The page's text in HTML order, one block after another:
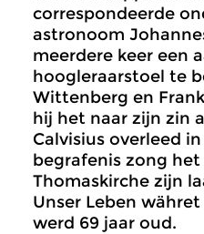
correspondeerde
astronoom
meerdere keer een
hoogleraarstoel te
Wittenberg en
hij het naar zijn zin
Calvisius overleed in
begrafenis zong
Thomaskirche zijn
Unser Leben
werd 69 jaar oud.